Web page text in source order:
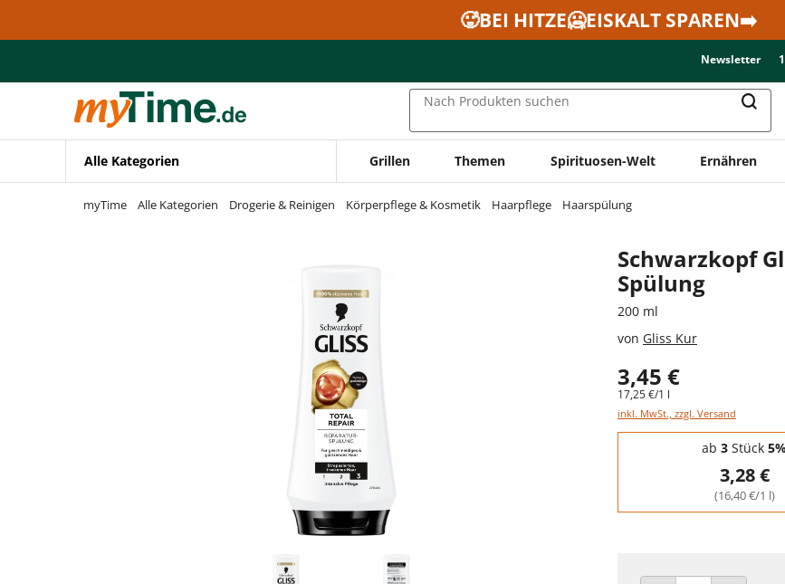
Zur Navigation springen
🥵BEI HITZE🥶EISKALT SPAREN➡️
Newsletter
Nach Produkten suchen
Alle Kategorien Grillen Themen Spirituosen-Welt Ernähren
myTime Alle Kategorien Drogerie & Reinigen Körperpflege & Kosmetik Haarpflege Haarspülung
Schwarzkopf
Spülung
200 ml
von Gliss Kur
3,45 €
17,25 €/1 l
inkl. MwSt., zzgl. Versand
Staffelpreise - Mengenrabatt
ab 3 Stück
3,28 €
(16,40 €/1 l)